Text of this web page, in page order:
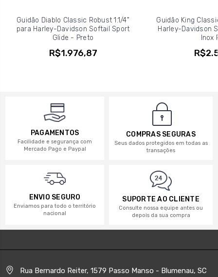
Guidão Diablo Classic Robust 1.1/4"
para Harley-Davidson Softail Sport
Glide - Preto
R$1.976,87
Guidão King
Harley-Davidson
Inox
PAGAMENTOS
Facilidade e segurança com
Mercado Pago e Paypal
COMPRAS SEGURAS
Seus dados protegidos em todas as
transações
ENVIO SEGURO
Enviamos para todo o território
nacional
SUPORTE AO CLIENTE
Consulte nossa equipe antes ou
depois da sua compra
Rua Bernardo Reiter, 1579 Passo Manso - Blumenau, SC